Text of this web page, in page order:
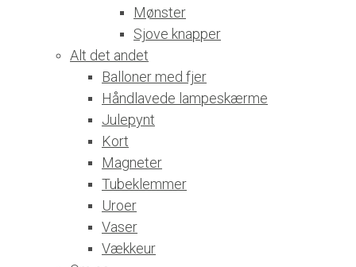
Mønster
Sjove knapper
Alt det andet
Balloner med fjer
Håndlavede lampeskærme
Julepynt
Kort
Magneter
Tubeklemmer
Uroer
Vaser
Vækkeur